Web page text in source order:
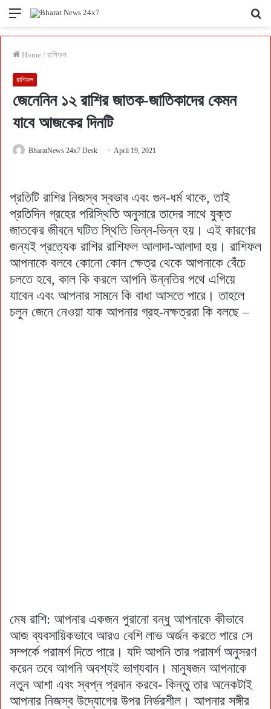
Menu
Home / রাশিফল
রাশিফল
জেনেনিন ১২ রাশির জাতক-জাতিকাদের কেমন
যাবে আজকের দিনটি
BharatNews 24x7 Desk April 19, 2021
প্রতিটি রাশির নিজস্ব স্বভাব এবং গুন-ধর্ম থাকে, তাই
প্রতিদিন গ্রহের পরিস্থিতি অনুসারে তাদের সাথে যুক্ত
জাতকের জীবনে ঘটিত স্থিতি ভিন্ন-ভিন্ন হয়। এই কারণের
জন্যই প্রত্যেক রাশির রাশিফল আলাদা-আলাদা হয়। রাশিফল
আপনাকে বলবে কোনো কোন ক্ষেত্র থেকে আপনাকে বেঁচে
চলতে হবে, কাল কি করলে আপনি উন্নতির পথে এগিয়ে
যাবেন এবং আপনার সামনে কি বাধা আসতে পারে। তাহলে
চলুন জেনে নেওয়া যাক আপনার গ্রহ-নক্ষত্ররা কি বলছে –
মেষ রাশি: আপনার একজন পুরানো বন্ধু আপনাকে কীভাবে
আজ ব্যবসায়িকভাবে আরও বেশি লাভ অর্জন করতে পারে সে
সম্পর্কে পরামর্শ দিতে পারে। যদি আপনি তার পরামর্শ অনুসরণ
করেন তবে আপনি অবশ্যই ভাগ্যবান। মানুষজন আপনাকে
নতুন আশা এবং স্বপ্ন প্রদান করবে- কিন্তু তার অনেকটাই
আপনার নিজস্ব উদ্যোগের উপর নির্ভরশীল। আপনার সঙ্গীর